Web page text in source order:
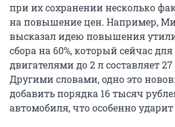
при их сохранении несколько
на повышение цен. Например,
высказал идею повышения
сбора на 60%, который сейчас
двигателями до 2 л составляет
Другими словами, одно это
добавить порядка 16 тысяч
автомобиля, что особенно